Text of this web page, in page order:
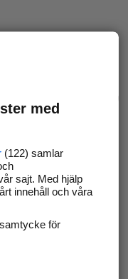
med
(122) samlar
sajt. Med hjälp
innehåll och våra
för